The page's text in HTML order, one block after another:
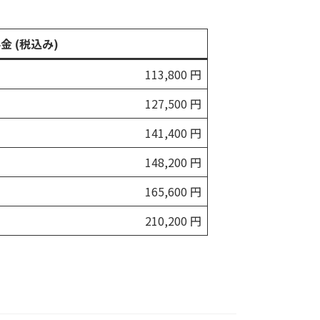
(税込み)
113,800 円
127,500 円
141,400 円
148,200 円
165,600 円
210,200 円